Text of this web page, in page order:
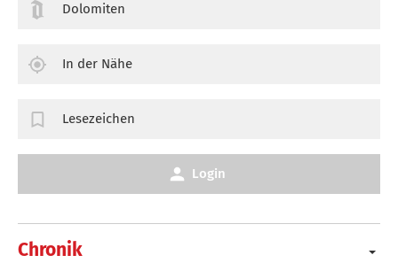
Chronik
Dolomiten
In der Nähe
Lesezeichen
Login